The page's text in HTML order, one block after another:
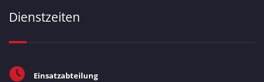
Dienstzeiten
Einsatzabteilung